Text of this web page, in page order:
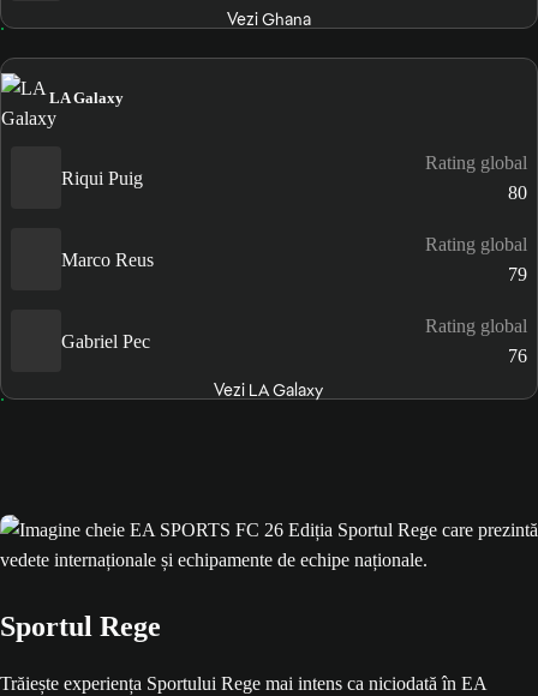
Vezi Ghana
LA Galaxy
Riqui Puig
Rating global
80
Marco Reus
Rating global
79
Gabriel Pec
Rating global
76
Vezi LA Galaxy
Sportul Rege
Trăiește experiența Sportului Rege mai intens ca niciodată în EA